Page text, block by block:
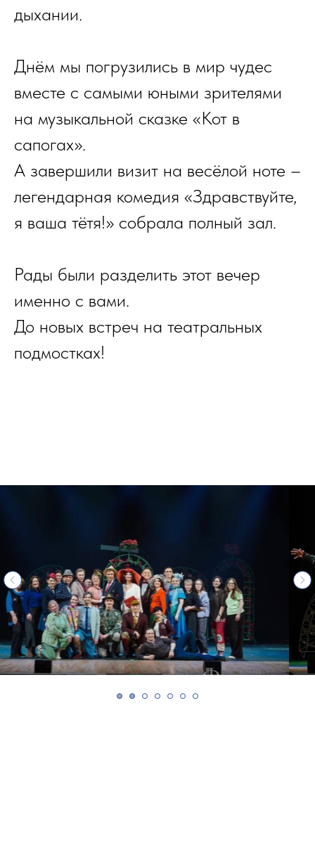
дыхании.
Днём мы погрузились в мир чудес
вместе с самыми юными зрителями
на музыкальной сказке «Кот в
сапогах».
А завершили визит на весёлой ноте –
легендарная комедия «Здравствуйте,
я ваша тётя!» собрала полный зал.
Рады были разделить этот вечер
именно с вами.
До новых встреч на театральных
подмостках!